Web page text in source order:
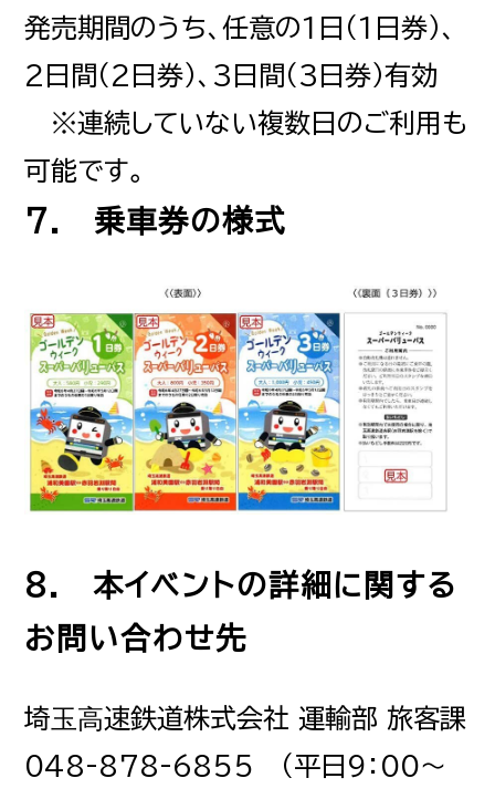
発売期間のうち、任意の1日（1日券）、
2日間（2日券）、3日間（3日券）有効
※連続していない複数日のご利用も
可能です。
7. 乗車券の様式
8. 本イベントの詳細に関する
お問い合わせ先
埼⽟⾼速鉄道株式会社 運輸部 旅客課
048-878-6855 （平日9：00～